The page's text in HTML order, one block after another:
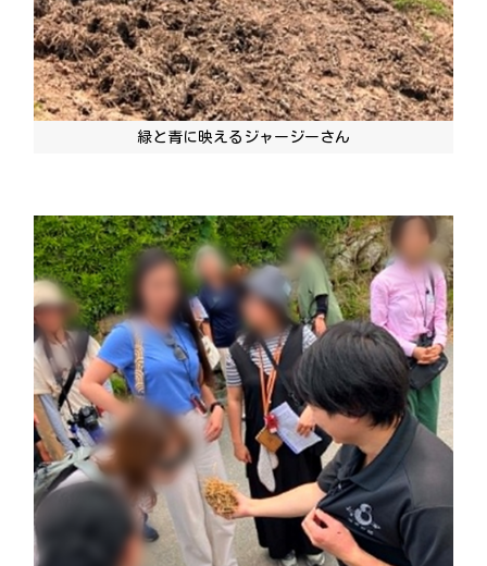
緑と青に映えるジャージーさん